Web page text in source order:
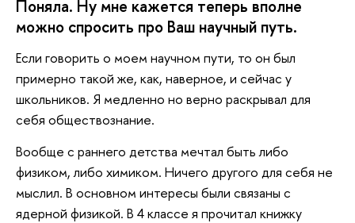
Поняла. Ну мне кажется теперь вполне
можно спросить про Ваш научный путь.
Если говорить о моем научном пути, то он был
примерно такой же, как, наверное, и сейчас у
школьников. Я медленно но верно раскрывал для
себя обществознание.
Вообще с раннего детства мечтал быть либо
физиком, либо химиком. Ничего другого для себя не
мыслил. В основном интересы были связаны с
ядерной физикой. В 4 классе я прочитал книжку